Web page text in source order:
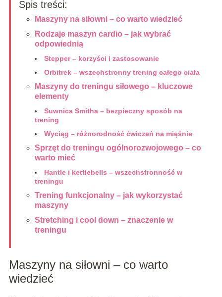
Spis treści:
Maszyny na siłowni – co warto wiedzieć
Rodzaje maszyn cardio – jak wybrać
odpowiednią
Stepper – korzyści i zastosowanie
Orbitrek – wszechstronny trening całego ciała
Maszyny do treningu siłowego – kluczowe
elementy
Suwnica Smitha – bezpieczny sposób na
trening
Wyciąg – różnorodność ćwiczeń na mięśnie
Sprzęt do treningu ogólnorozwojowego – co
warto mieć
Hantle i kettlebells – wszechstronność w
treningu
Trening funkcjonalny – jak wykorzystać
maszyny
Stretching i cool down – znaczenie w
treningu
Maszyny na siłowni – co warto
wiedzieć